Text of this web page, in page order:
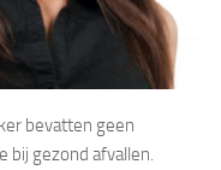
bevatten geen
bij gezond afvallen.